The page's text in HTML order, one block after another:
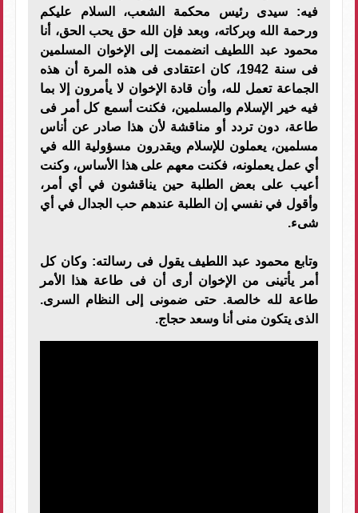
فيه: سيدى رئيس محكمة الشعب، السلام عليكم
ورحمة الله وبركاته، وبعد فإن الله حق يحب الحق، أنا
محمود عبد اللطيف انضممت إلى الإخوان المسلمين
فى سنة 1942، كان اعتقادى فى هذه المرة أن هذه
الجماعة تعمل لله، وأن قادة الإخوان لا يأمرون إلا بما
فيه خير الإسلام والمسلمين، فكنت أسمع كل أمر فى
طاعة، دون تردد أو مناقشة لأن هذا صادر عن أناس
مسلمين، يعملون للإسلام ويقدرون مسؤولية الله في
أي عمل يعملونه، فكنت معهم على هذا الأساس، وكنت
أعيب على بعض الطلبة حين يناقشون في أي أمر،
وأقول في نفسي إن الطلبة عندهم حب الجدال في أي
شىء.
وتابع محمود عبد اللطيف يقول فى رسالته: وكان كل
أمر يأتينى من الإخوان أرى أن فى طاعة هذا الأمر
طاعة لله خالصة. حتى ضمونى إلى النظام السرى.
الذى يتكون منى أنا وسعد حجاج.